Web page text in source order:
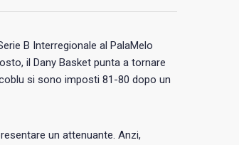
B Interregionale al PalaMelo
il Dany Basket punta a tornare
si sono imposti 81-80 dopo un
un attenuante. Anzi,